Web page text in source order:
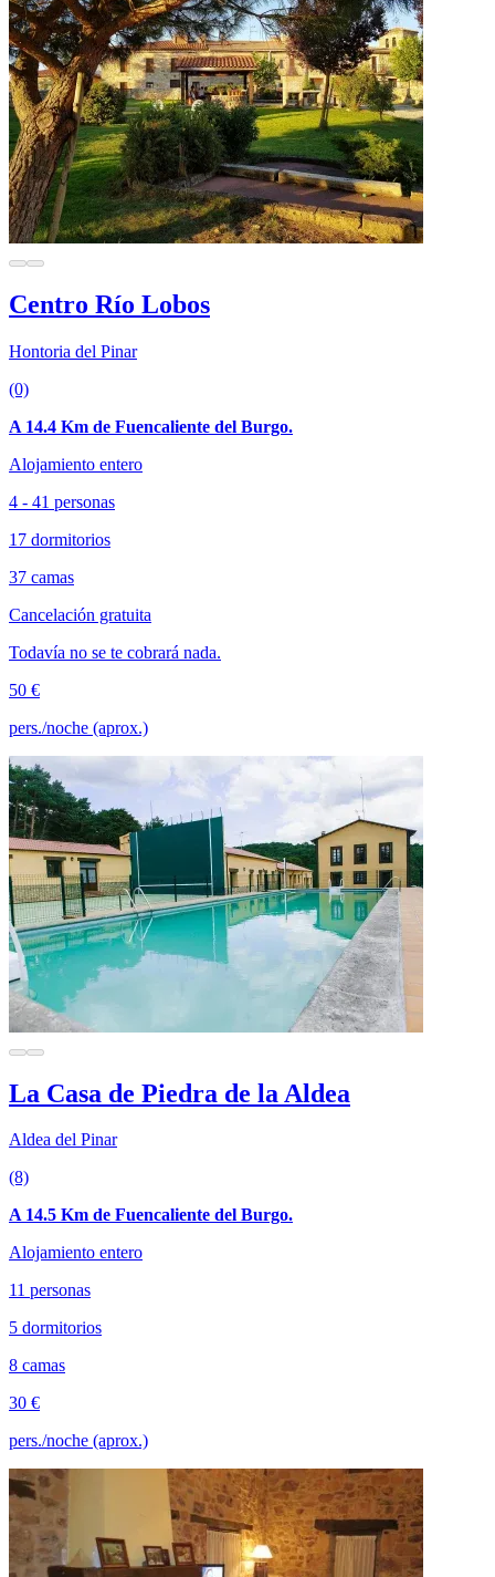
Centro Río Lobos
Hontoria del Pinar
(0)
A 14.4 Km de Fuencaliente del Burgo.
Alojamiento entero
4 - 41 personas
17 dormitorios
37 camas
Cancelación gratuita
Todavía no se te cobrará nada.
50 €
pers./noche (aprox.)
La Casa de Piedra de la Aldea
Aldea del Pinar
(8)
A 14.5 Km de Fuencaliente del Burgo.
Alojamiento entero
11 personas
5 dormitorios
8 camas
30 €
pers./noche (aprox.)